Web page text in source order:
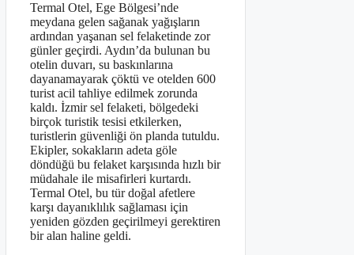
Termal Otel, Ege Bölgesi’nde
meydana gelen sağanak yağışların
ardından yaşanan sel felaketinde zor
günler geçirdi. Aydın’da bulunan bu
otelin duvarı, su baskınlarına
dayanamayarak çöktü ve otelden 600
turist acil tahliye edilmek zorunda
kaldı. İzmir sel felaketi, bölgedeki
birçok turistik tesisi etkilerken,
turistlerin güvenliği ön planda tutuldu.
Ekipler, sokakların adeta göle
döndüğü bu felaket karşısında hızlı bir
müdahale ile misafirleri kurtardı.
Termal Otel, bu tür doğal afetlere
karşı dayanıklılık sağlaması için
yeniden gözden geçirilmeyi gerektiren
bir alan haline geldi.